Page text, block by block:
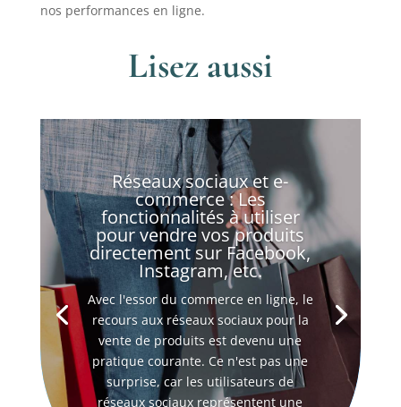
nos performances en ligne.
Lisez aussi
Réseaux sociaux et e-
commerce : Les
fonctionnalités à utiliser
pour vendre vos produits
directement sur Facebook,
Instagram, etc.
Avec l'essor du commerce en ligne, le
recours aux réseaux sociaux pour la
vente de produits est devenu une
pratique courante. Ce n'est pas une
surprise, car les utilisateurs de
réseaux sociaux représentent une